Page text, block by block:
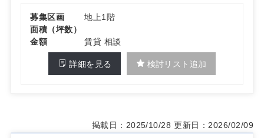
募集区画
地上1階
面積（坪数）
金額
賃貸 相談
詳細を見る 検討リスト追加
掲載日：2025/10/28 更新日：2026/02/09